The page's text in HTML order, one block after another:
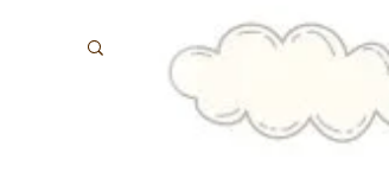
Básico